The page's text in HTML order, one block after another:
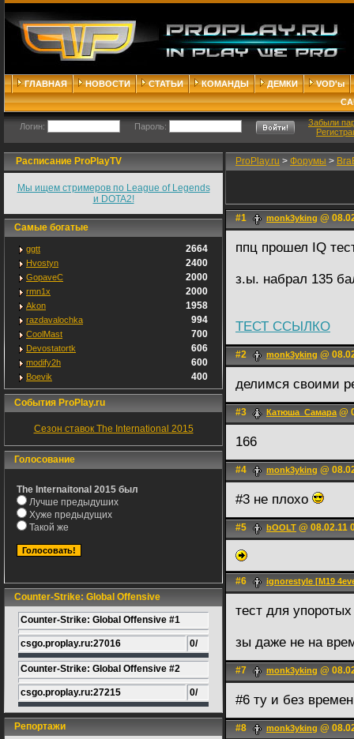
ГЛАВНАЯ НОВОСТИ СТАТЬИ КОМАНДЫ ДЕМКИ
VOD'ы
Логин: Пароль:
Забыли
Расписание ProPlayTV
Мы ищем стримеров по League of Legends
и DOTA2!
Самые богатые
ggtt 2664
Hvostyn 2400
GopaveC 2000
rmn1x 2000
Akon 1958
razdavalochka 994
CoolMast 700
Devostatortk 606
modify2h 600
Boevik 400
События ProPlay.ru
Сезон ставок The International 2015
Голосование
The Internaitonal 2015 был
Лучше предыдуших
Хуже предыдущих
Такой же
Counter-Strike: Global Offensive
Counter-Strike: Global Offensive #1
csgo.proplay.ru:27016 0/
Counter-Strike: Global Offensive #2
csgo.proplay.ru:27215 0/
Репортажи
ProPlay.ru > Форумы >
#1 monk3yking @
ппц прошел IQ
з.ы. набрал 135
ТЕСТ ССЫЛКО
#2 monk3yking @
делимся своими
#3 Катюша_Самара@
166
#4 monk3yking @
#3 не плохо
#5 bOOLT @ 08.02.11
#6 ignorestyle [M19
тест для
зы даже не на
#7 monk3yking @
#6 ту и без
#8 monk3yking @